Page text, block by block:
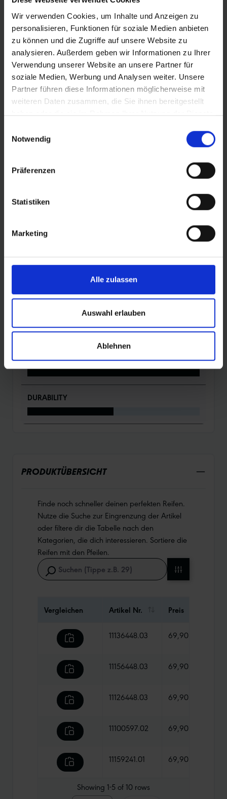
Wir verwenden Cookies, um Inhalte und Anzeigen zu
personalisieren, Funktionen für soziale Medien anbieten
zu können und die Zugriffe auf unsere Website zu
analysieren. Außerdem geben wir Informationen zu Ihrer
Verwendung unserer Website an unsere Partner für
soziale Medien, Werbung und Analysen weiter. Unsere
Partner führen diese Informationen möglicherweise mit
weiteren Daten zusammen, die Sie ihnen bereitgestellt
haben oder die sie im Rahmen Ihrer Nutzung der Dienste
Notwendig
Präferenzen
Statistiken
Marketing
Alle zulassen
Auswahl erlauben
Ablehnen
Fahrrad und E-Bike die sicherste Wahl. Der unplattbar-
Pannenschutz schützt sogar gegen Heftzwecken.
PRODUKTINFORMATIONEN
Marathon Plus Spike
Winterreifen mit maximalem Schutz vor Einstichen
SmartGuard‑Pannenschutzeinlage
PROTECTION
DURABILITY
PRODUKTÜBERSICHT
Finde noch schneller deinen perfekten Reifen.
Nutze die Suche zur Eingrenzung der Artikel
oder filtere dir die Tabelle nach den
Kategorien, die dich interessieren. Sortiere die
Reifen mit den Pfeilen.
Vergleichen Artikel Nr. Preis
11136448.03 69,90 €
11156448.03 69,90 €
11126448.03 69,90 €
11100597.02 69,90 €
11159241.01 69,90 €
Showing 1-5of10 rows